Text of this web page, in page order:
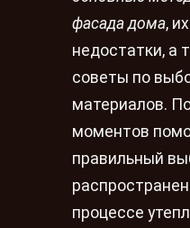
фасада дома,
недостатки, а
советы по
материалов.
моментов
правильный
процессе